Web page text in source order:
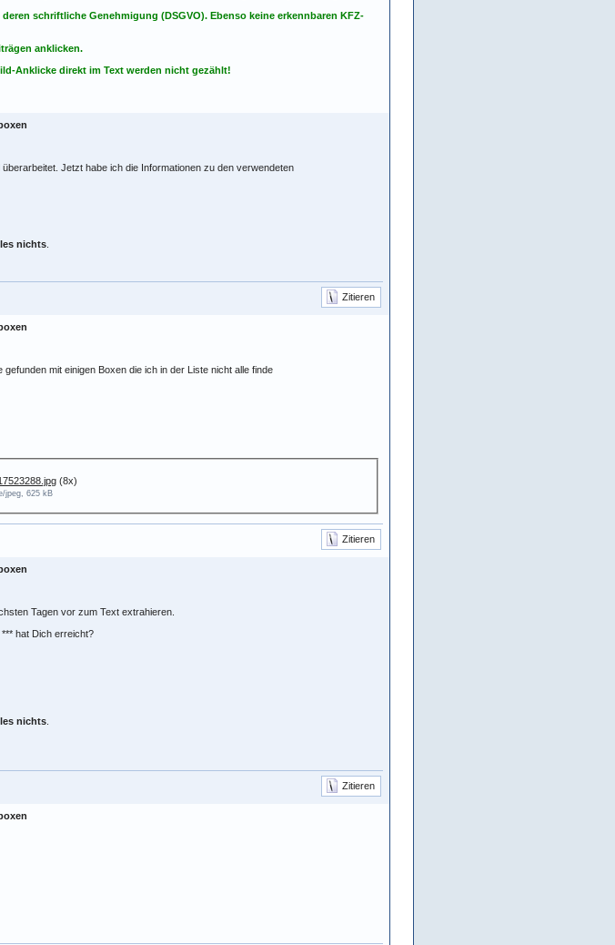
schriftliche Genehmigung (DSGVO). Ebenso keine erkennbaren KFZ-
anklicken.
Anklicke direkt im Text werden nicht gezählt!
Jetzt habe ich die Informationen zu den verwendeten
nichts
Zitieren
mit einigen Boxen die ich in der Liste nicht alle finde
(8x)
jpeg, 625 kB
Zitieren
Tagen vor zum Text extrahieren.
hat Dich erreicht?
nichts
Zitieren